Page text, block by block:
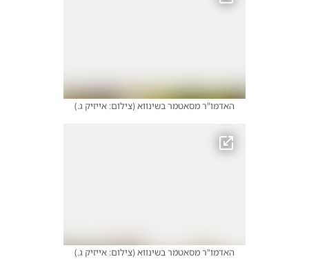
האדמו"ר מסאטמר בשינווא(צילום: אייזיק ג.)
האדמו"ר מסאטמר בשינווא(צילום: אייזיק ג.)